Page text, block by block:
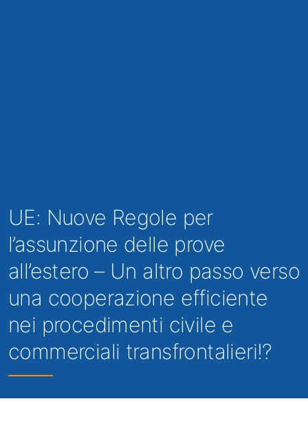
UE: Nuove Regole per
l’assunzione delle prove
all’estero – Un altro passo verso
una cooperazione efficiente
nei procedimenti civile e
commerciali transfrontalieri!?